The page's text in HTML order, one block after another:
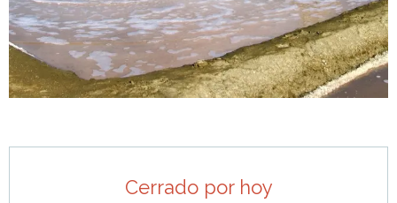
Cerrado por hoy